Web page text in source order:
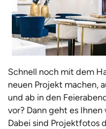
Schnell noch mit dem
neuen Projekt machen,
und ab in den
vor? Dann geht es
Dabei sind Projektfotos